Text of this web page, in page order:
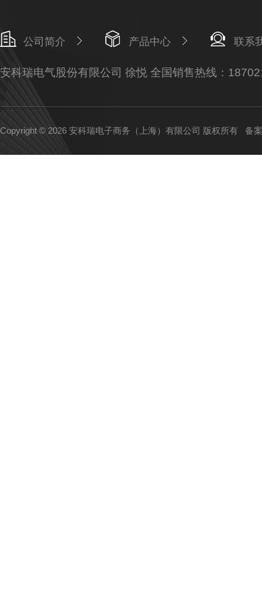
公司简介 产品中心 联系
安科瑞电气股份有限公司 徐悦 全国销售热线：
Copyright © 2026 安科瑞电子商务（上海）有限公司 版权所有 备